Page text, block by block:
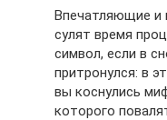
Впечатляющие и
сулят время
символ, если в
притронулся: в
вы коснулись
которого